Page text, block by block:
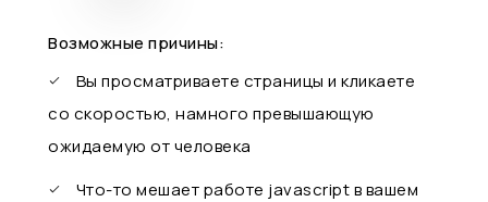
Возможные причины:
Вы просматриваете страницы и кликаете
со скоростью, намного превышающую
ожидаемую от человека
Что-то мешает работе javascript в вашем